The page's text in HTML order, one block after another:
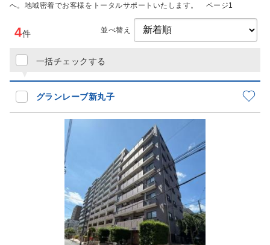
へ。地域密着でお客様をトータルサポートいたします。 ページ1
並べ替え
一括チェックする
4件
グランレーブ新丸子